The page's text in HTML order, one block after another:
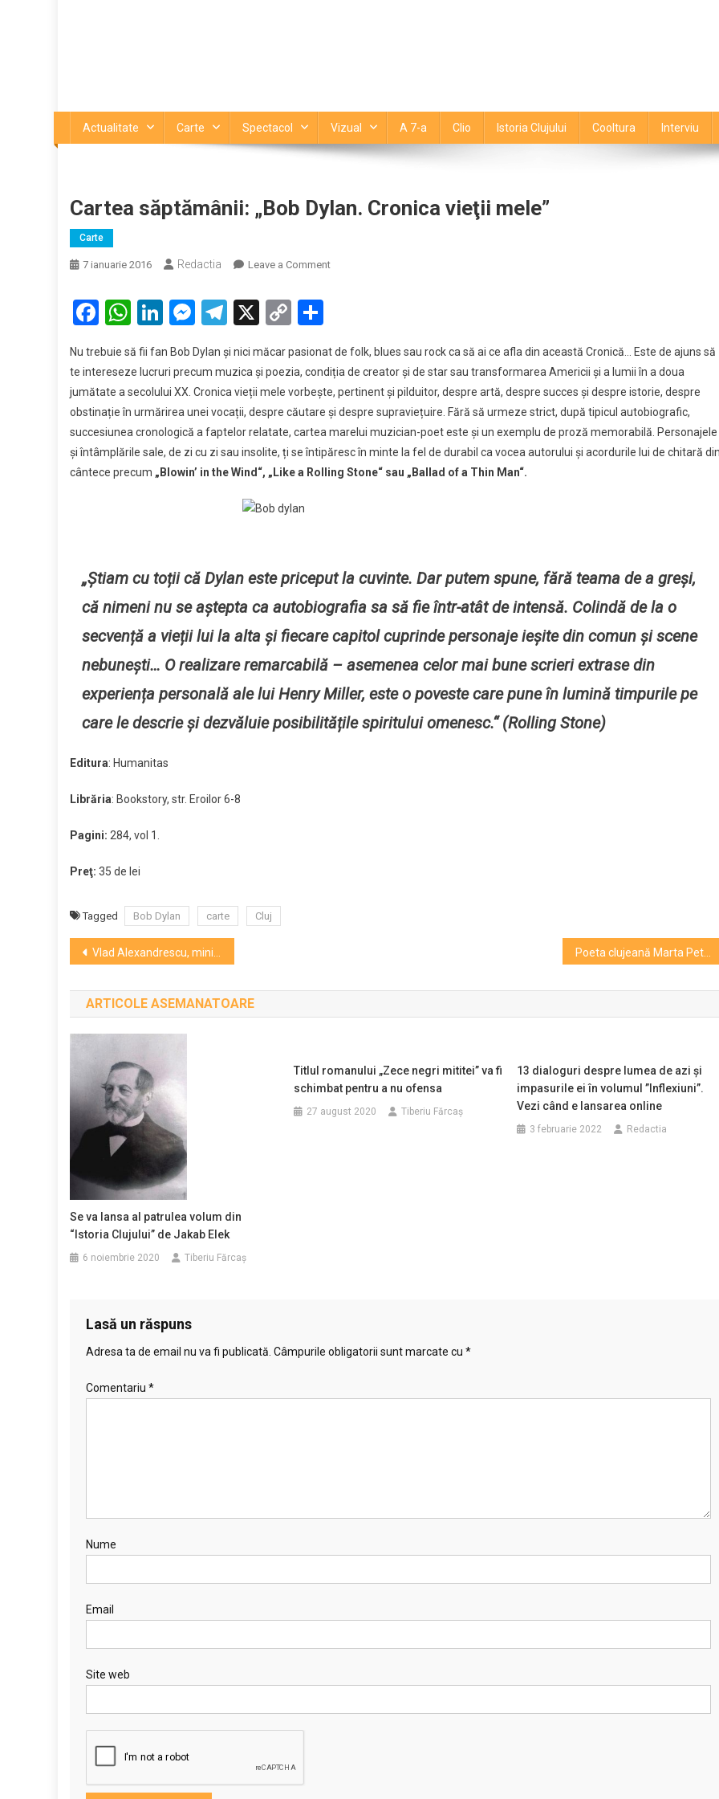
Actualitate Carte Spectacol Vizual A 7-a Clio Istoria Clujului Cooltura Interviu
Cartea săptămânii: „Bob Dylan. Cronica vieţii mele”
Carte
7 ianuarie 2016 Redactia Leave a Commenton
Cronica
vieţii
mele”
Facebook
WhatsApp
LinkedIn
Messenger
Telegram
X
Copy
Nu trebuie să fii fan Bob Dylan și nici măcar pasionat de folk, blues sau rock ca să ai ce afla din această Cronică… Este de ajuns să
te intereseze lucruri precum muzica și poezia, condiția de creator și de star sau transformarea Americii și a lumii în a doua
jumătate a secolului XX. Cronica vieții mele vorbește, pertinent și pilduitor, despre artă, despre succes și despre istorie, despre
obstinație în urmărirea unei vocații, despre căutare și despre supraviețuire. Fără să urmeze strict, după tipicul autobiografic,
succesiunea cronologică a faptelor relatate, cartea marelui muzician-poet este și un exemplu de proză memorabilă. Personajele
și întâmplările sale, de zi cu zi sau insolite, ți se întipăresc în minte la fel de durabil ca vocea autorului și acordurile lui de chitară
cântece precum „Blowin’ in the Wind“, „Like a Rolling Stone“ sau „Ballad of a Thin Man“.
„Știam cu toții că Dylan este priceput la cuvinte. Dar putem spune, fără teama de a greși,
că nimeni nu se aștepta ca autobiografia sa să fie într-atât de intensă. Colindă de la o
secvență a vieții lui la alta și fiecare capitol cuprinde personaje ieșite din comun și scene
nebunești… O realizare remarcabilă – asemenea celor mai bune scrieri extrase din
experiența personală ale lui Henry Miller, este o poveste care pune în lumină timpurile pe
care le descrie și dezvăluie posibilitățile spiritului omenesc.“ (Rolling Stone)
Editura: Humanitas
Librăria: Bookstory, str. Eroilor 6-8
Pagini: 284, vol 1.
Preţ: 35 de lei
Tagged Bob Dylan carte Cluj
Navigare
în
articole
Vlad Alexandrescu, ministrul Culturii: Sunt îngrijorat despre modul de intervenţie al Primăriei pe clădirile vechi din Cluj
ARTICOLE ASEMANATOARE
Se va lansa al patrulea volum din
“Istoria Clujului” de Jakab Elek
6 noiembrie 2020 Tiberiu Fărcaş
Titlul romanului „Zece negri mititei” va fi
schimbat pentru a nu ofensa
27 august 2020 Tiberiu Fărcaş
13 dialoguri despre lumea de azi și
impasurile ei în volumul ”Inflexiuni”.
Vezi când e lansarea online
3 februarie 2022 Redactia
Lasă un răspuns
Adresa ta de email nu va fi publicată. Câmpurile obligatorii sunt marcate cu *
Comentariu *
Nume
Email
Site web